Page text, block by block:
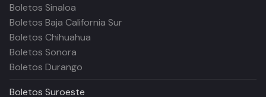
Boletos Sinaloa
Boletos Baja California Sur
Boletos Chihuahua
Boletos Sonora
Boletos Durango
Boletos Suroeste